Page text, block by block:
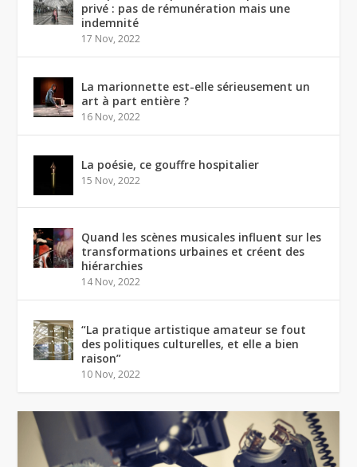
privé : pas de rémunération mais une
indemnité
17 Nov, 2022
La marionnette est-elle sérieusement un
art à part entière ?
16 Nov, 2022
La poésie, ce gouffre hospitalier
15 Nov, 2022
Quand les scènes musicales influent sur les
transformations urbaines et créent des
hiérarchies
14 Nov, 2022
“La pratique artistique amateur se fout
des politiques culturelles, et elle a bien
raison”
10 Nov, 2022